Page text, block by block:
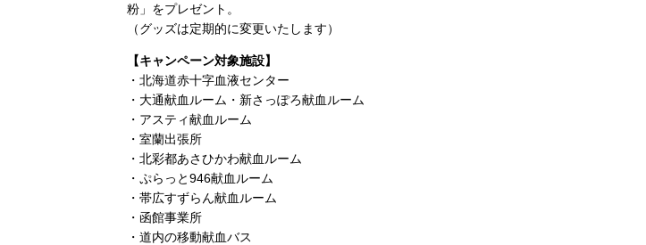
粉」をプレゼント。
（グッズは定期的に変更いたします）
【キャンペーン対象施設】
・北海道赤十字血液センター
・大通献血ルーム・新さっぽろ献血ルーム
・アスティ献血ルーム
・室蘭出張所
・北彩都あさひかわ献血ルーム
・ぷらっと946献血ルーム
・帯広すずらん献血ルーム
・函館事業所
・道内の移動献血バス